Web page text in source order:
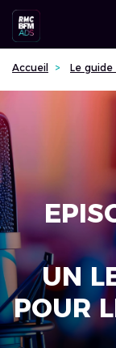
Accueil Le
UN
POUR